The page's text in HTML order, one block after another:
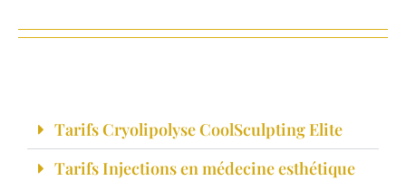
Tarifs Cryolipolyse CoolSculpting Elite
Tarifs Injections en médecine esthétique